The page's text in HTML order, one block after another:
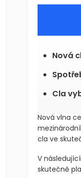
Nová
Cla
Nová vlna
cla ve
V
skutečně